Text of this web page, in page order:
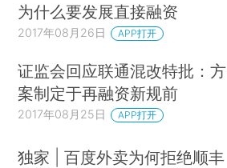
为什么要发展直接融资
2017年08月26日 APP打开
证监会回应联通混改特批：方
案制定于再融资新规前
2017年08月25日 APP打开
独家 | 百度外卖为何拒绝顺丰